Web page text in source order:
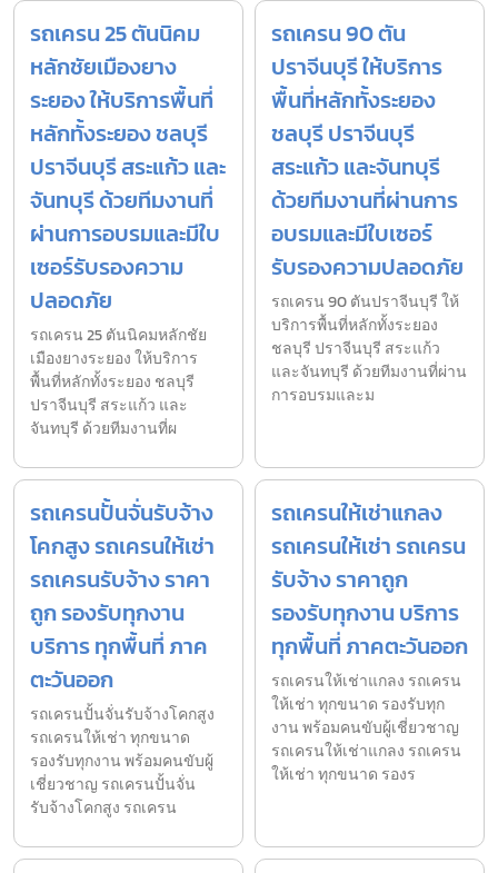
รถเครน 25 ตันนิคม
หลักชัยเมืองยาง
ระยอง ให้บริการพื้นที่
หลักทั้งระยอง ชลบุรี
ปราจีนบุรี สระแก้ว และ
จันทบุรี ด้วยทีมงานที่
ผ่านการอบรมและมีใบ
เซอร์รับรองความ
ปลอดภัย
รถเครน 25 ตันนิคมหลักชัย
เมืองยางระยอง ให้บริการ
พื้นที่หลักทั้งระยอง ชลบุรี
ปราจีนบุรี สระแก้ว และ
จันทบุรี ด้วยทีมงานที่ผ
รถเครน 90 ตัน
ปราจีนบุรี ให้บริการ
พื้นที่หลักทั้งระยอง
ชลบุรี ปราจีนบุรี
สระแก้ว และจันทบุรี
ด้วยทีมงานที่ผ่านการ
อบรมและมีใบเซอร์
รับรองความปลอดภัย
รถเครน 90 ตันปราจีนบุรี ให้
บริการพื้นที่หลักทั้งระยอง
ชลบุรี ปราจีนบุรี สระแก้ว
และจันทบุรี ด้วยทีมงานที่ผ่าน
การอบรมและม
รถเครนปั้นจั่นรับจ้าง
โคกสูง รถเครนให้เช่า
รถเครนรับจ้าง ราคา
ถูก รองรับทุกงาน
บริการ ทุกพื้นที่ ภาค
ตะวันออก
รถเครนปั้นจั่นรับจ้างโคกสูง
รถเครนให้เช่า ทุกขนาด
รองรับทุกงาน พร้อมคนขับผู้
เชี่ยวชาญ รถเครนปั้นจั่น
รับจ้างโคกสูง รถเครน
รถเครนให้เช่าแกลง
รถเครนให้เช่า รถเครน
รับจ้าง ราคาถูก
รองรับทุกงาน บริการ
ทุกพื้นที่ ภาคตะวันออก
รถเครนให้เช่าแกลง รถเครน
ให้เช่า ทุกขนาด รองรับทุก
งาน พร้อมคนขับผู้เชี่ยวชาญ
รถเครนให้เช่าแกลง รถเครน
ให้เช่า ทุกขนาด รองร